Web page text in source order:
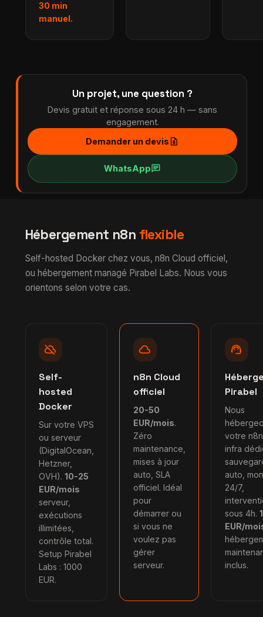
30 min
manuel.
Un projet, une question ?
Devis gratuit et réponse sous 24 h — sans
engagement.
Demander un devisrequest_quote
WhatsAppchat
Hébergement n8n flexible
Self-hosted Docker chez vous, n8n Cloud officiel,
ou hébergement managé Pirabel Labs. Nous vous
orientons selon votre cas.
cloud_off
Self-
hosted
Docker
Sur votre VPS
ou serveur
(DigitalOcean,
Hetzner,
OVH). 10-25
EUR/mois
serveur,
exécutions
illimitées,
contrôle total.
Setup Pirabel
Labs : 1000
EUR.
cloud
n8n Cloud
officiel
20-50
EUR/mois.
Zéro
maintenance,
mises à jour
auto, SLA
officiel. Idéal
pour
démarrer ou
si vous ne
voulez pas
gérer
serveur.
support_agent
Pirabel
Nous
votre
infra
auto,
24/7,
sous 4h.
EUR/
inclus.